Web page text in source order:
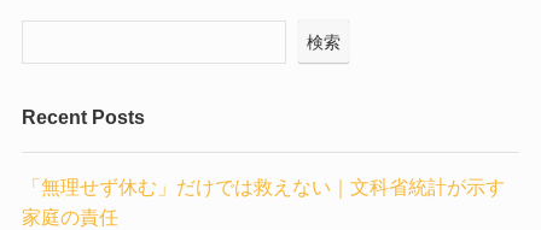
検索
Recent Posts
「無理せず休む」だけでは救えない｜文科省統計が示す
家庭の責任